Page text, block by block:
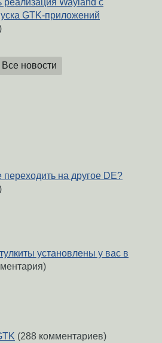
GTK-приложений
Все новости
переходить на другое DE?
установлены у вас в
(288 комментариев)